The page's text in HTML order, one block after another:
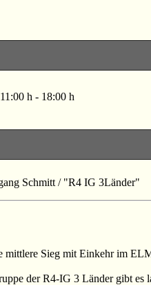
h - 18:00 h
Schmitt / "R4 IG 3Länder"
mittlere Sieg mit Einkehr im
der R4-IG 3 Länder gibt es